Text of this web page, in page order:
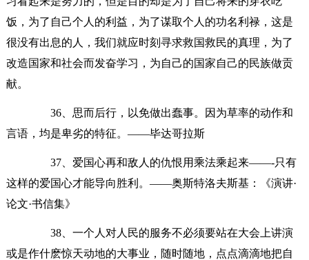
饭，为了自己个人的利益，为了谋取个人的功名利禄，这是
很没有出息的人，我们就应时刻寻求救国救民的真理，为了
改造国家和社会而发奋学习，为自己的国家自己的民族做贡
献。
36、思而后行，以免做出蠢事。因为草率的动作和
言语，均是卑劣的特征。——毕达哥拉斯
37、爱国心再和敌人的仇恨用乘法乘起来——-只有
这样的爱国心才能导向胜利。——奥斯特洛夫斯基：《演讲·
论文·书信集》
38、一个人对人民的服务不必须要站在大会上讲演
或是作什麽惊天动地的大事业，随时随地，点点滴滴地把自